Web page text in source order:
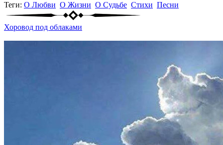
Теги: О Любви О Жизни О Судьбе Стихи Песни
Хоровод под облаками